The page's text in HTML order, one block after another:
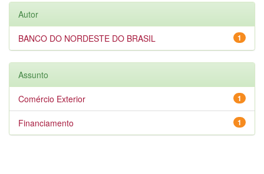
Autor
1
BANCO DO NORDESTE DO BRASIL
Assunto
1
Comércio Exterior
1
Financiamento